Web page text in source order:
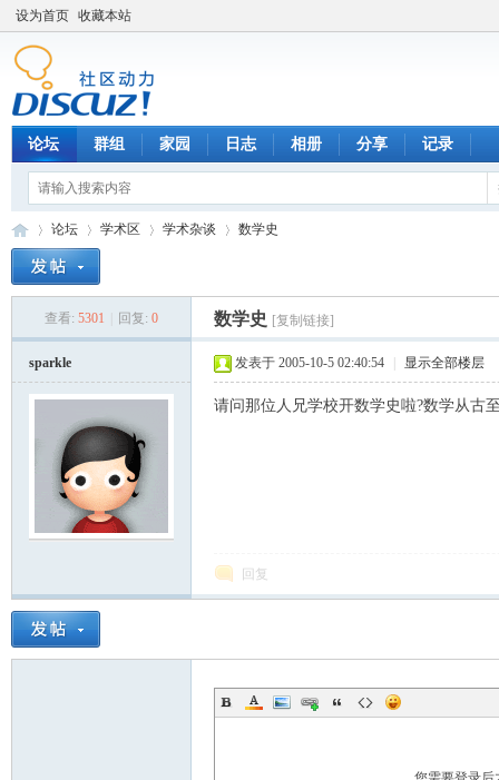
设为首页 收藏本站
论坛 群组 家园 日志 相册 分享 记录
论坛
›
学术区
›
学术杂谈
›
数学史
查看: 5301 回复: 0 数学史 [复制链接]
sparkle 发表于 2005-10-5 02:40:54 显示全部楼层
请问那位人兄学校开数学史啦?数学从古
回复